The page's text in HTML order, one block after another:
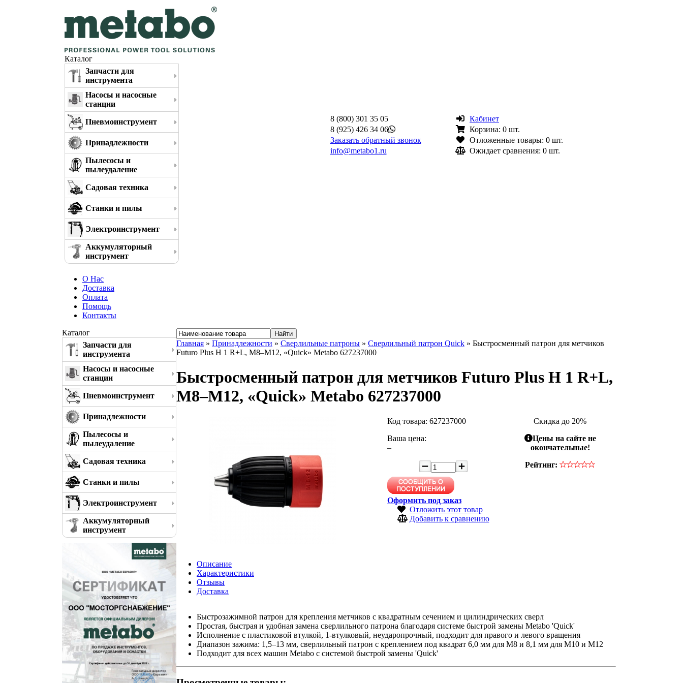
Каталог
Запчасти для
инструмента
Насосы и насосные
станции
Пневмоинструмент
Принадлежности
Пылесосы и
пылеудаление
Садовая техника
Станки и пилы
Электроинструмент
Аккумуляторный
инструмент
8 (800) 301 35 05
8 (925) 426 34 06
Заказать обратный звонок
info@metabo1.ru
Кабинет
Корзина: 0 шт.
Отложенные товары: 0 шт.
Ожидает сравнения: 0 шт.
О Нас
Доставка
Оплата
Помощь
Контакты
Каталог
Запчасти для
инструмента
Насосы и насосные
станции
Пневмоинструмент
Принадлежности
Пылесосы и
пылеудаление
Садовая техника
Станки и пилы
Электроинструмент
Аккумуляторный
инструмент
Главная » Принадлежности » Сверлильные патроны » Сверлильный патрон Quick » Быстросменный патрон для метчиков
Futuro Plus H 1 R+L, M8–M12, «Quick» Metabo 627237000
Быстросменный патрон для метчиков Futuro Plus H 1 R+L,
M8–M12, «Quick» Metabo 627237000
Код товара: 627237000
Ваша цена:
–
Оформить под заказ
Отложить этот товар
Добавить к сравнению
Скидка до 20%
Цены на сайте не
окончательные!
Рейтинг:
Описание
Характеристики
Отзывы
Доставка
Быстрозажимной патрон для крепления метчиков с квадратным сечением и цилиндрических сверл
Простая, быстрая и удобная замена сверлильного патрона благодаря системе быстрой замены Metabo 'Quick'
Исполнение с пластиковой втулкой, 1-втулковый, неударопрочный, подходит для правого и левого вращения
Диапазон зажима: 1,5–13 мм, сверлильный патрон с креплением под квадрат 6,0 мм для M8 и 8,1 мм для M10 и М12
Подходит для всех машин Metabo с системой быстрой замены 'Quick'